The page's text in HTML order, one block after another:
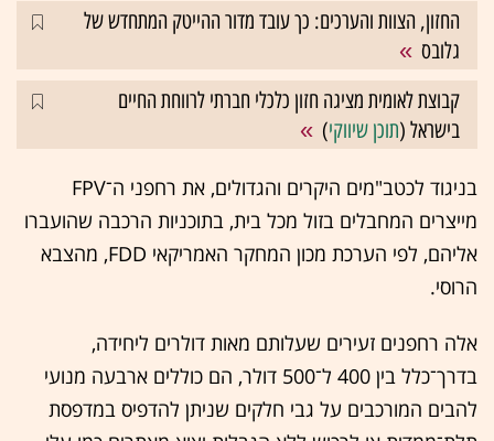
החזון, הצוות והערכים: כך עובד מדור ההייטק המתחדש של
גלובס
קבוצת לאומית מציגה חזון כלכלי חברתי לרווחת החיים
בישראל (תוכן שיווקי)
בניגוד לכטב"מים היקרים והגדולים, את רחפני ה־FPV
מייצרים המחבלים בזול מכל בית, בתוכניות הרכבה שהועברו
אליהם, לפי הערכת מכון המחקר האמריקאי FDD, מהצבא
הרוסי.
אלה רחפנים זעירים שעלותם מאות דולרים ליחידה,
בדרך־כלל בין 400 ל־500 דולר, הם כוללים ארבעה מנועי
להבים המורכבים על גבי חלקים שניתן להדפיס במדפסת